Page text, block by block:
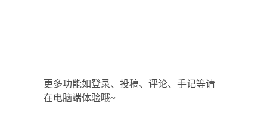
更多功能如登录、投稿、评论、手记等请
在电脑端体验哦~